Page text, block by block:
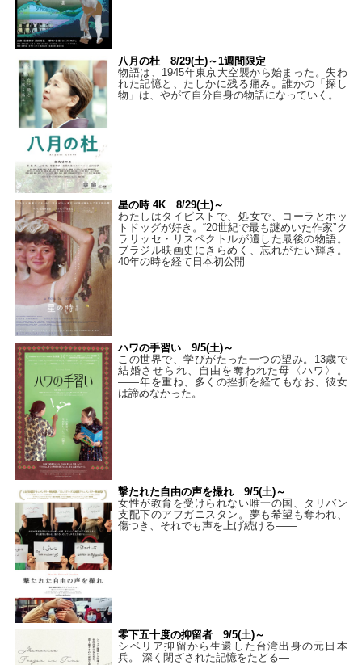
八月の杜 8/29(土)～1週間限定
物語は、1945年東京大空襲から始まった。失わ
れた記憶と、たしかに残る痛み。誰かの「探し
物」は、やがて自分自身の物語になっていく。
星の時 4K 8/29(土)～
わたしはタイピストで、処⼥で、コーラとホッ
トドッグが好き。“20世紀で最も謎めいた作家”ク
ラリッセ・リスペクトルが遺した最後の物語。
ブラジル映画史にきらめく、忘れがたい輝き。
40年の時を経て⽇本初公開
ハワの手習い 9/5(土)～
この世界で、学びがたった一つの望み。13歳で
結婚させられ、自由を奪われた母〈ハワ〉。
——年を重ね、多くの挫折を経てもなお、彼女
は諦めなかった。
撃たれた自由の声を撮れ 9/5(土)～
女性が教育を受けられない唯一の国、タリバン
支配下のアフガニスタン。夢も希望も奪われ、
傷つき、それでも声を上げ続ける——
零下五十度の抑留者 9/5(土)～
シベリア抑留から生還した台湾出身の元日本
兵。 深く閉ざされた記憶をたどる—